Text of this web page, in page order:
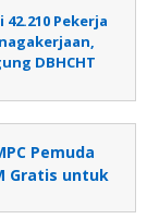
Pekerja
DBHCHT
Pemuda
Gratis untuk